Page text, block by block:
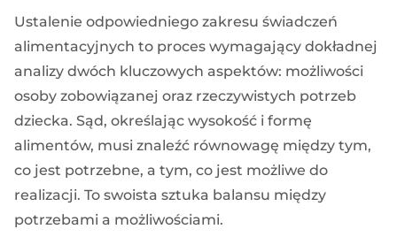
Ustalenie odpowiedniego zakresu świadczeń
alimentacyjnych to proces wymagający dokładnej
analizy dwóch kluczowych aspektów: możliwości
osoby zobowiązanej oraz rzeczywistych potrzeb
dziecka. Sąd, określając wysokość i formę
alimentów, musi znaleźć równowagę między tym,
co jest potrzebne, a tym, co jest możliwe do
realizacji. To swoista sztuka balansu między
potrzebami a możliwościami.